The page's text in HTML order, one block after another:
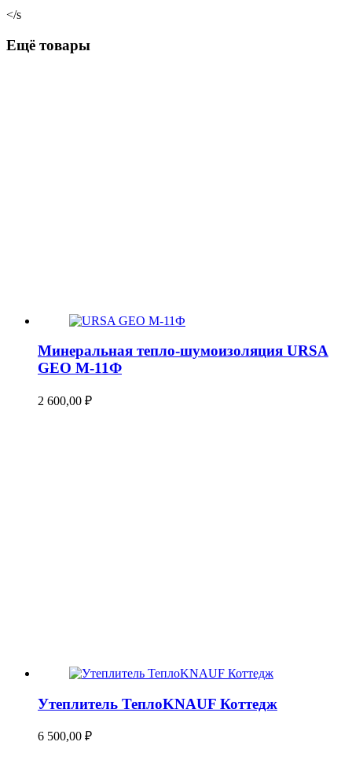
</s
Ещё товары
Минеральная тепло-шумоизоляция URSA
GEO М-11Ф
2 600,00 ₽
Утеплитель ТеплоKNAUF Коттедж
6 500,00 ₽